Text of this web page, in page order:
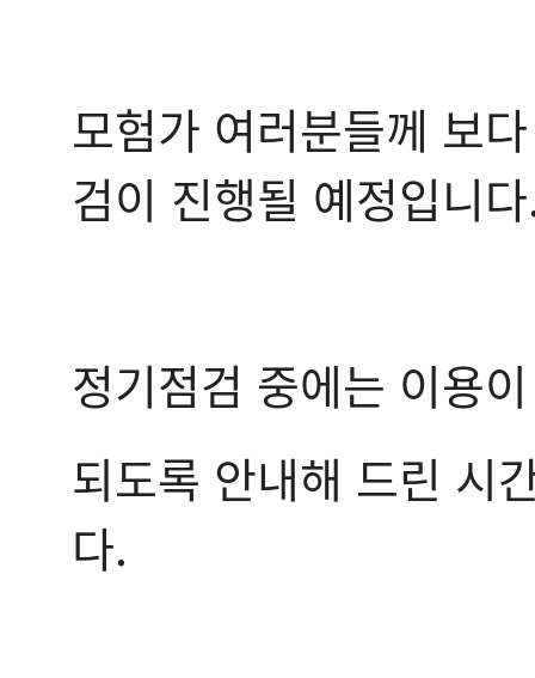
모험가 여러분들께 보
검이 진행될 예정입니
정기점검 중에는 이용
되도록 안내해 드린 시
다.